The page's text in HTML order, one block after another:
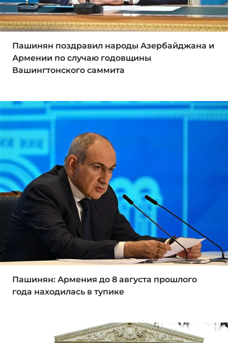
Пашинян поздравил народы Азербайджана и
Армении по случаю годовщины
Вашингтонского саммита
Пашинян: Армения до 8 августа прошлого
года находилась в тупике